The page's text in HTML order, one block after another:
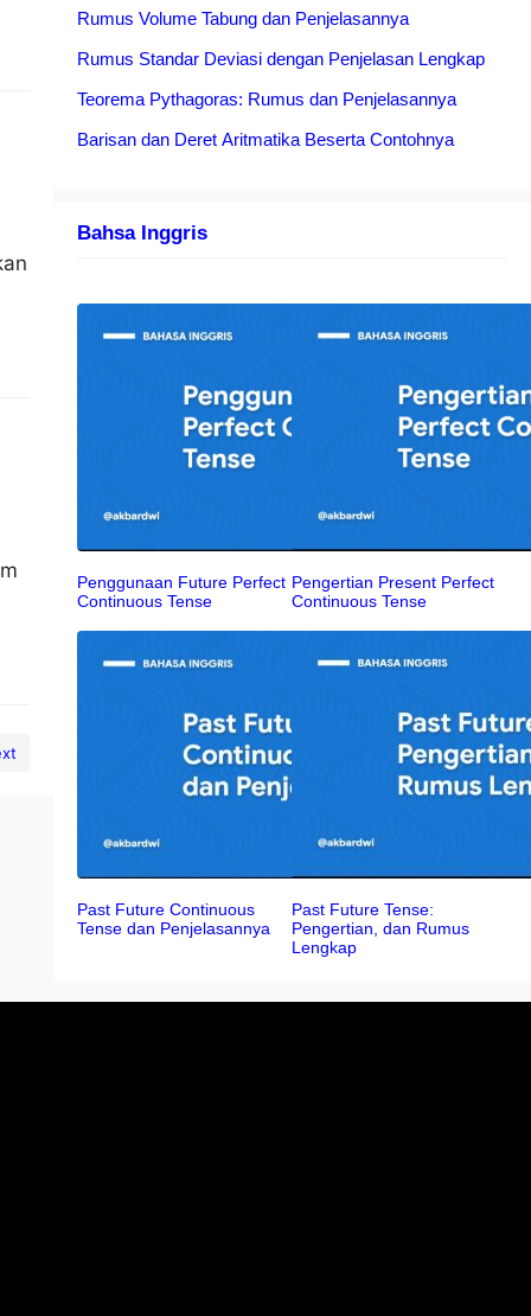
Rumus Volume Tabung dan Penjelasannya
Rumus Standar Deviasi dengan Penjelasan Lengkap
Teorema Pythagoras: Rumus dan Penjelasannya
Barisan dan Deret Aritmatika Beserta Contohnya
Bahsa Inggris
Penggunaan Future Perfect
Continuous Tense
Pengertian Present Perfect
Continuous Tense
Past Future Continuous
Tense dan Penjelasannya
Past Future Tense:
Pengertian, dan Rumus
Lengkap